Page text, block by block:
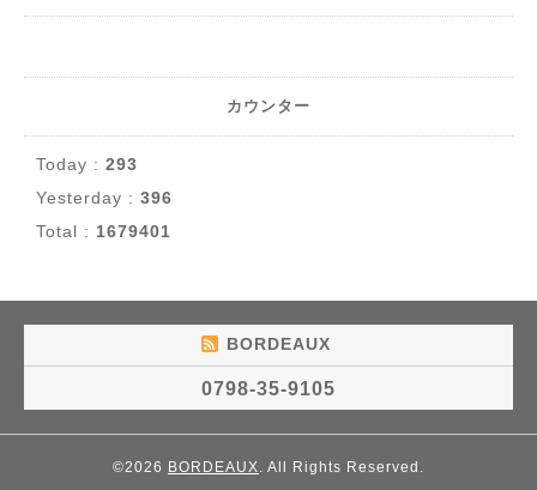
カウンター
Today : 293
Yesterday : 396
Total : 1679401
BORDEAUX
0798-35-9105
©2026 BORDEAUX . All Rights Reserved.